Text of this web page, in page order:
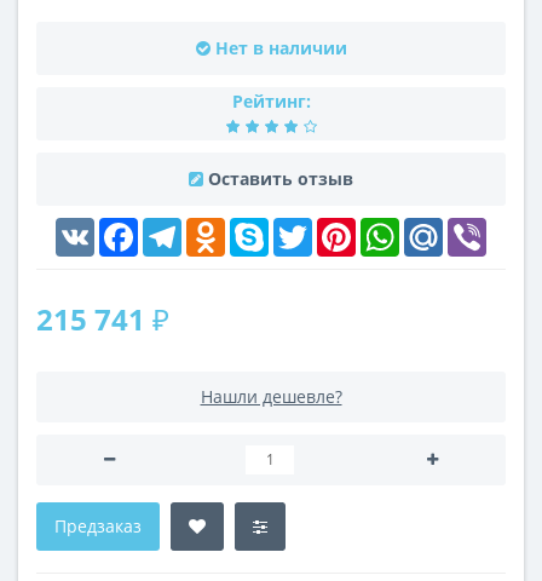
Нет в наличии
Рейтинг:
Оставить отзыв
VK FacebookTelegramOdnoklassniki
Skype Twitter PinterestWhatsAppMail.Ru
215 741 ₽
Нашли дешевле?
Предзаказ